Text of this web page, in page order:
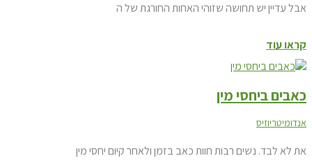
אבל עדיין יש תחושה שזוהי האחות החורגת של ה
אדנומיוזיס הוא מצב שבו רקמה שבאופן רגיל מצפה את רירית
הרחם גדלה לתוך דפנות הרחם. הרירית שאינה במקומה,
ממשיכה להתנהג כרגיל –...
קראו עוד
כאבים ביחסי מין
אנדומיטריוזיס
את לא לבד. נשים רבות חוות כאב בזמן ולאחר קיום יחסי מין